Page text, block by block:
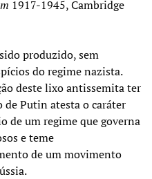
1917-1945, Cambridge
produzido, sem
do regime nazista.
deste lixo antissemita ter
Putin atesta o caráter
de um regime que governa
e teme
de um movimento